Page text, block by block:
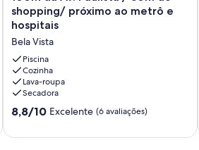
da
Av.
Paulista
/
30m
do
shopping/
próximo
ao
e
shopping/ próximo ao metrô e
hospitais
Bela Vista
Piscina
Cozinha
Lava-roupa
Secadora
8.8
10,
8,8/10 Excelente (6 avaliações)